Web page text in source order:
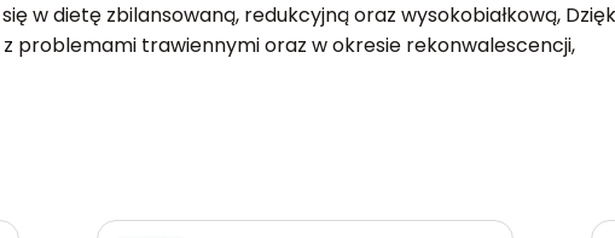
w dietę zbilansowaną, redukcyjną oraz wysokobiałkową,
problemami trawiennymi oraz w okresie rekonwalescencji,